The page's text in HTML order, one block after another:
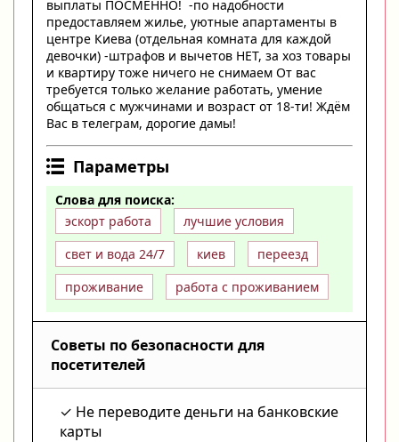
выплаты ПОСМЕННО! -по надобности
предоставляем жилье, уютные апартаменты в
центре Киева (отдельная комната для каждой
девочки) -штрафов и вычетов НЕТ, за хоз товары
и квартиру тоже ничего не снимаем От вас
требуется только желание работать, умение
общаться с мужчинами и возраст от 18-ти! Ждём
Вас в телеграм, дорогие дамы!
Параметры
Слова для поиска:
эскорт работа
лучшие условия
свет и вода 24/7
киев
переезд
проживание
работа с проживанием
Советы по безопасности для
посетителей
Не переводите деньги на банковские
карты